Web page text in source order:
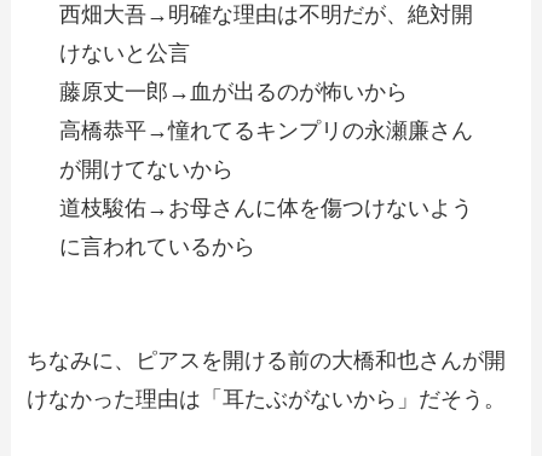
西畑大吾→明確な理由は不明だが、絶対開
けないと公言
藤原丈一郎→血が出るのが怖いから
高橋恭平→憧れてるキンプリの永瀬廉さん
が開けてないから
道枝駿佑→お母さんに体を傷つけないよう
に言われているから
ちなみに、ピアスを開ける前の大橋和也さんが開
けなかった理由は「耳たぶがないから」だそう。